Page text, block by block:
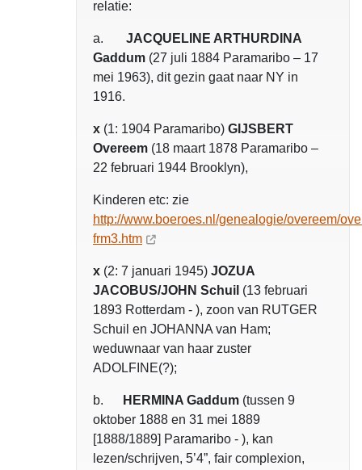
relatie:
a. JACQUELINE ARTHURDINA
Gaddum (27 juli 1884 Paramaribo – 17
mei 1963), dit gezin gaat naar NY in
1916.
x (1: 1904 Paramaribo) GIJSBERT
Overeem (18 maart 1878 Paramaribo –
22 februari 1944 Brooklyn),
Kinderen etc: zie
http://www.boeroes.nl/genealogie/overeem/
frm3.htm
x (2: 7 januari 1945) JOZUA
JACOBUS/JOHN Schuil (13 februari
1893 Rotterdam - ), zoon van RUTGER
Schuil en JOHANNA van Ham;
weduwnaar van haar zuster
ADOLFINE(?);
b. HERMINA Gaddum (tussen 9
oktober 1888 en 31 mei 1889
[1888/1889] Paramaribo - ), kan
lezen/schrijven, 5’4”, fair complexion,